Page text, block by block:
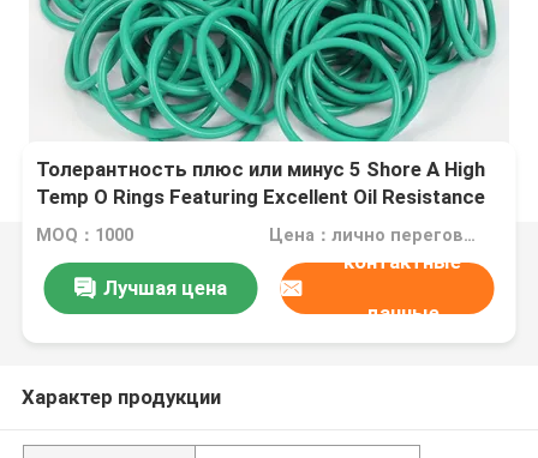
Толерантность плюс или минус 5 Shore A High
Temp O Rings Featuring Excellent Oil Resistance
для применения в нефтегазовой
MOQ：1000 Цена：лично переговорить
Лучшая цена
контактные
данные
Характер продукции